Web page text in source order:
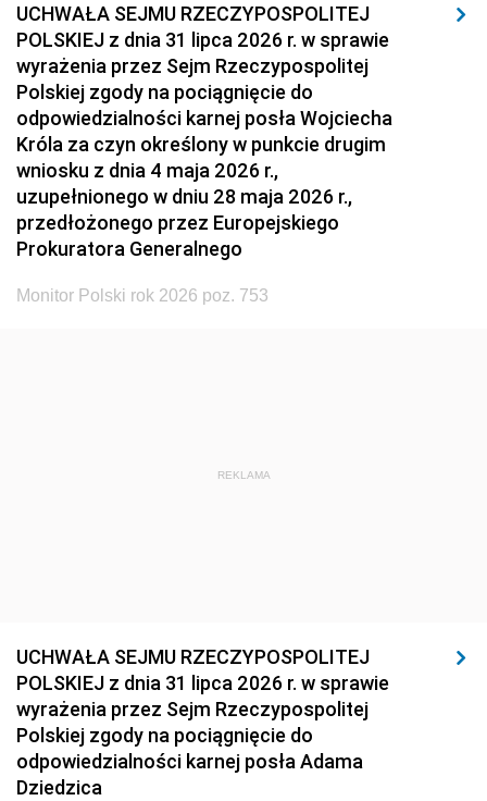
UCHWAŁA SEJMU RZECZYPOSPOLITEJ
POLSKIEJ z dnia 31 lipca 2026 r. w sprawie
wyrażenia przez Sejm Rzeczypospolitej
Polskiej zgody na pociągnięcie do
odpowiedzialności karnej posła Wojciecha
Króla za czyn określony w punkcie drugim
wniosku z dnia 4 maja 2026 r.,
uzupełnionego w dniu 28 maja 2026 r.,
przedłożonego przez Europejskiego
Prokuratora Generalnego
Monitor Polski rok 2026 poz. 753
REKLAMA
UCHWAŁA SEJMU RZECZYPOSPOLITEJ
POLSKIEJ z dnia 31 lipca 2026 r. w sprawie
wyrażenia przez Sejm Rzeczypospolitej
Polskiej zgody na pociągnięcie do
odpowiedzialności karnej posła Adama
Dziedzica